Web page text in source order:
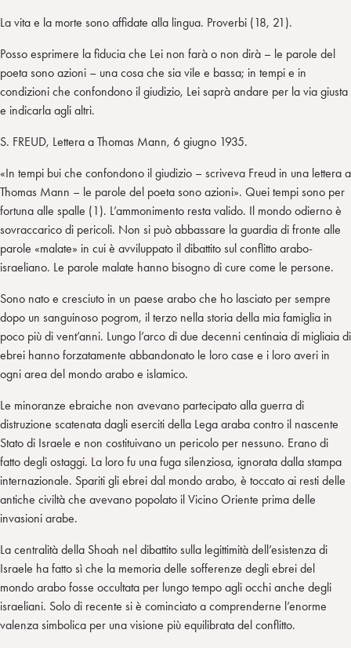
La vita e la morte sono affidate alla lingua. Proverbi (18, 21).
Posso esprimere la fiducia che Lei non farà o non dirà – le parole del
poeta sono azioni – una cosa che sia vile e bassa; in tempi e in
condizioni che confondono il giudizio, Lei saprà andare per la via giusta
e indicarla agli altri.
S. FREUD, Lettera a Thomas Mann, 6 giugno 1935.
«In tempi bui che confondono il giudizio – scriveva Freud in una lettera a
Thomas Mann – le parole del poeta sono azioni». Quei tempi sono per
fortuna alle spalle (1). L’ammonimento resta valido. Il mondo odierno è
sovraccarico di pericoli. Non si può abbassare la guardia di fronte alle
parole «malate» in cui è avviluppato il dibattito sul conflitto arabo-
israeliano. Le parole malate hanno bisogno di cure come le persone.
Sono nato e cresciuto in un paese arabo che ho lasciato per sempre
dopo un sanguinoso pogrom, il terzo nella storia della mia famiglia in
poco più di vent’anni. Lungo l’arco di due decenni centinaia di migliaia di
ebrei hanno forzatamente abbandonato le loro case e i loro averi in
ogni area del mondo arabo e islamico.
Le minoranze ebraiche non avevano partecipato alla guerra di
distruzione scatenata dagli eserciti della Lega araba contro il nascente
Stato di Israele e non costituivano un pericolo per nessuno. Erano di
fatto degli ostaggi. La loro fu una fuga silenziosa, ignorata dalla stampa
internazionale. Spariti gli ebrei dal mondo arabo, è toccato ai resti delle
antiche civiltà che avevano popolato il Vicino Oriente prima delle
invasioni arabe.
La centralità della Shoah nel dibattito sulla legittimità dell’esistenza di
Israele ha fatto sì che la memoria delle sofferenze degli ebrei del
mondo arabo fosse occultata per lungo tempo agli occhi anche degli
israeliani. Solo di recente si è cominciato a comprenderne l’enorme
valenza simbolica per una visione più equilibrata del conflitto.